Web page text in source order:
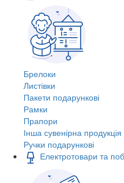
Брелоки
Листівки
Пакети подарункові
Рамки
Прапори
Інша сувенірна продукція
Ручки подарункові
Електротовари та